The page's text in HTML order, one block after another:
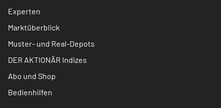
Experten
Marktüberblick
Muster- und Real-Depots
DER AKTIONÄR Indizes
Abo und Shop
Bedienhilfen